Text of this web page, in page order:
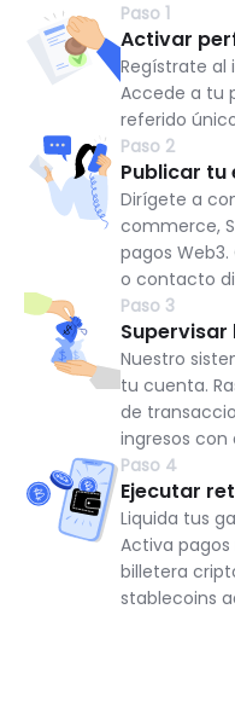
Paso 1
Activar
Regístrate al
Accede a tu
referido
Paso 2
Publicar tu
Dirígete a
commerce,
pagos
o contacto
Paso 3
Nuestro
tu cuenta.
de
ingresos
Paso 4
Ejecutar
Liquida tus
Activa
billetera
stablecoins